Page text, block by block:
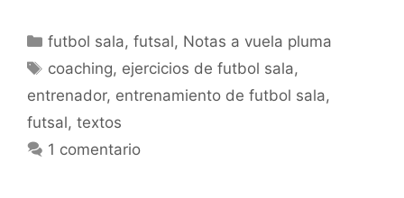
Categorías
futbol sala,futsal, Notas a vuela pluma
Etiquetas
coaching, ejercicios de futbol sala,
entrenador, entrenamiento de futbol sala,
futsal, textos
1 comentario